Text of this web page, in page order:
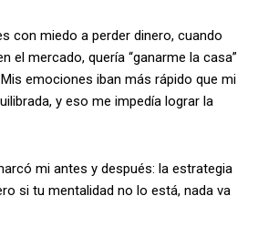
con miedo a perder dinero, cuando
el mercado, quería “ganarme la casa”
emociones iban más rápido que mi
y eso me impedía lograr la
mi antes y después: la estrategia
si tu mentalidad no lo está, nada va